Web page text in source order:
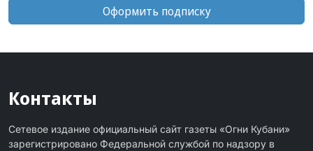
Оформить подписку
Контакты
Сетевое издание официальный сайт газеты «Огни Кубани»
зарегистрировано Федеральной службой по надзору в